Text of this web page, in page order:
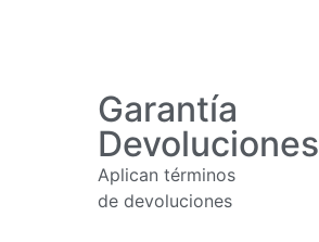
Garantía
Devoluciones
Aplican términos
de devoluciones